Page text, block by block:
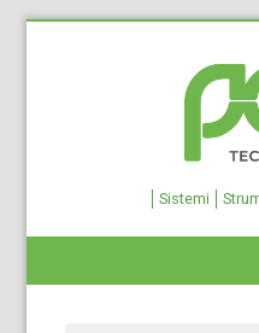
Sistemi